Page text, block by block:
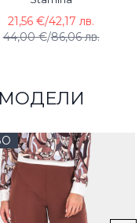
44,00 €/86,06 лв.
21,56 €/42,17 лв.